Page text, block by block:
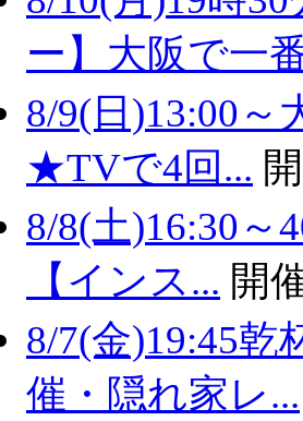
ー】大阪で一
8/9(日)13:00～
★TVで4回...
8/8(土)16:30
【インス... 開
8/7(金)19:45乾
催・隠れ家レ...